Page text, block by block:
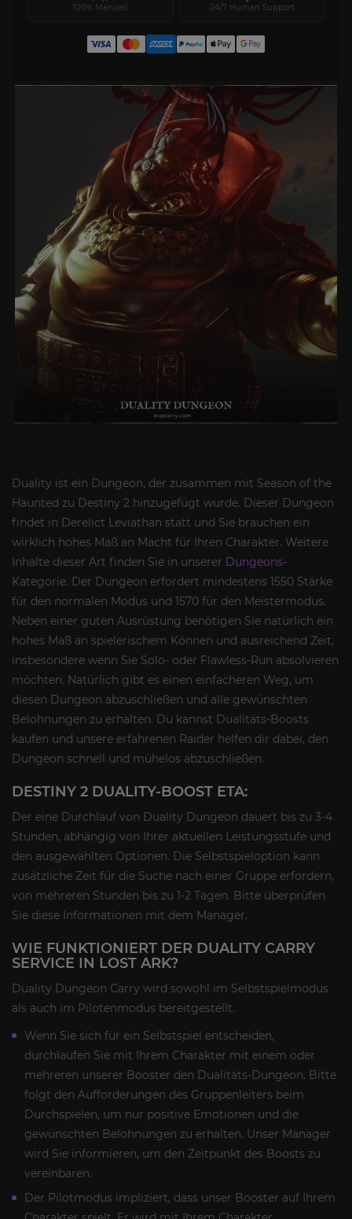
100% Manuell 24/7 Human Support
Duality ist ein Dungeon, der zusammen mit Season of the
Haunted zu Destiny 2 hinzugefügt wurde. Dieser Dungeon
findet in Derelict Leviathan statt und Sie brauchen ein
wirklich hohes Maß an Macht für Ihren Charakter. Weitere
Inhalte dieser Art finden Sie in unserer Dungeons-
Kategorie. Der Dungeon erfordert mindestens 1550 Stärke
für den normalen Modus und 1570 für den Meistermodus.
Neben einer guten Ausrüstung benötigen Sie natürlich ein
hohes Maß an spielerischem Können und ausreichend Zeit,
insbesondere wenn Sie Solo- oder Flawless-Run absolvieren
möchten. Natürlich gibt es einen einfacheren Weg, um
diesen Dungeon abzuschließen und alle gewünschten
Belohnungen zu erhalten. Du kannst Dualitäts-Boosts
kaufen und unsere erfahrenen Raider helfen dir dabei, den
Dungeon schnell und mühelos abzuschließen.
DESTINY 2 DUALITY-BOOST ETA:
Der eine Durchlauf von Duality Dungeon dauert bis zu 3-4
Stunden, abhängig von Ihrer aktuellen Leistungsstufe und
den ausgewählten Optionen. Die Selbstspieloption kann
zusätzliche Zeit für die Suche nach einer Gruppe erfordern,
von mehreren Stunden bis zu 1-2 Tagen. Bitte überprüfen
Sie diese Informationen mit dem Manager.
WIE FUNKTIONIERT DER DUALITY CARRY
SERVICE IN LOST ARK?
Duality Dungeon Carry wird sowohl im Selbstspielmodus
als auch im Pilotenmodus bereitgestellt.
Wenn Sie sich für ein Selbstspiel entscheiden,
durchlaufen Sie mit Ihrem Charakter mit einem oder
mehreren unserer Booster den Dualitäts-Dungeon. Bitte
folgt den Aufforderungen des Gruppenleiters beim
Durchspielen, um nur positive Emotionen und die
gewünschten Belohnungen zu erhalten. Unser Manager
wird Sie informieren, um den Zeitpunkt des Boosts zu
vereinbaren.
Der Pilotmodus impliziert, dass unser Booster auf Ihrem